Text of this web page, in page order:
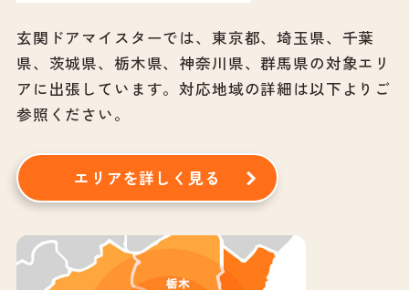
玄関ドアマイスターでは、東京都、埼玉県、千葉
県、茨城県、栃木県、神奈川県、群馬県の対象エリ
アに出張しています。 対応地域の詳細は以下よりご
参照ください。
エリアを詳しく見る